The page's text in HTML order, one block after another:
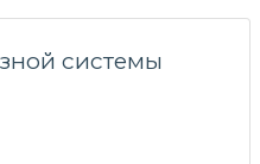
системы